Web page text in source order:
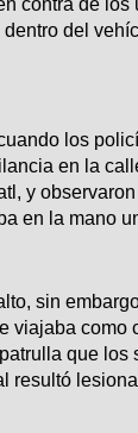
del
los
en la
y
en la mano
sin
viajaba como
que
resultó